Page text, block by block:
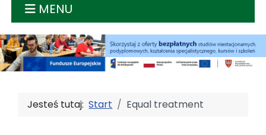
MENU
Jesteś tutaj:Start Equal treatment